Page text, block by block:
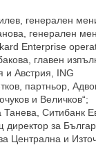
генерален
генерален
Enterprise
главен
и Австрия, ING
партньор,
и Величков“;
Танева, Ситибанк
директор за
Централна и